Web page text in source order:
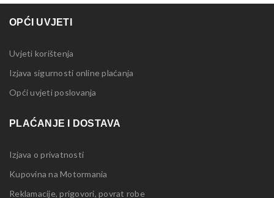
OPĆI UVJETI
Uvjeti korištenja
Izjava sigurnosti online plaćanja
Opći uvjeti poslovanja
PLAĆANJE I DOSTAVA
Izjava o privatnosti
Kupovina na Motormania
Reklamacije, prigovori, povrat robe